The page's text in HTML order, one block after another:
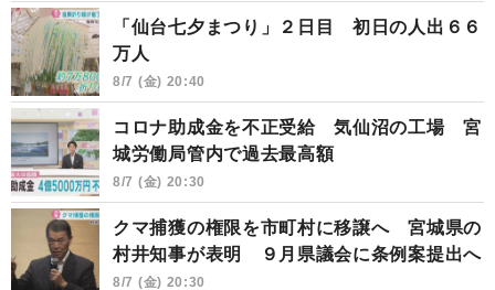
「仙台七夕まつり」２日目 初日の人出６６
万人
8/7 (金) 20:40
コロナ助成金を不正受給 気仙沼の工場 宮
城労働局管内で過去最高額
8/7 (金) 20:30
クマ捕獲の権限を市町村に移譲へ 宮城県の
村井知事が表明 ９月県議会に条例案提出へ
8/7 (金) 20:30